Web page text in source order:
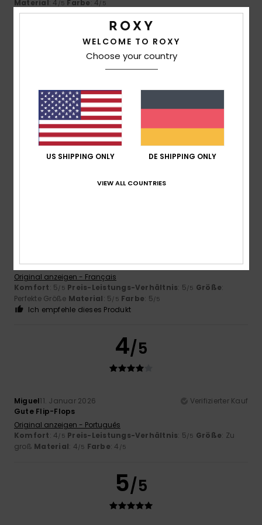
Material : 4 /5 Farbe: 4/5
5/5
Client anonyme vérifié28. Januar 2026
Ihre rote Farbe macht sie zu einem echten Highlight,
außerdem sind sie sehr bequem und leicht.
Original anzeigen - Castellano
Komfort: 5/5 Preis-Leistungs-Verhältnis
Ich empfehle dieses Produkt
Sehr hübsche Flip-Flops. Farbe des Meeres
Original anzeigen - Français
Komfort: 5/5 Preis-Leistungs-Verhältnis: 5/5 Größe:
Perfekte Größe Material: 5/5 Farbe: 5/5
Ich empfehle dieses Produkt
4/5
Miguel11. Januar 2026
Verifizierter Kauf
Gute Flip-Flops
Original anzeigen - Português
Komfort: 4/5 Preis-Leistungs-Verhältnis: 5/5 Größe: Zu
groß Material: 4/5 Farbe: 4 /5
5/5
WELCOME TO ROXY
Choose your country
US SHIPPING ONLY DE SHIPPING ONLY
VIEW ALL COUNTRIES